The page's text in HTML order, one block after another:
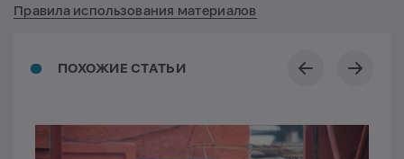
ПОХОЖИЕ СТАТЬИ
Правила использования материалов